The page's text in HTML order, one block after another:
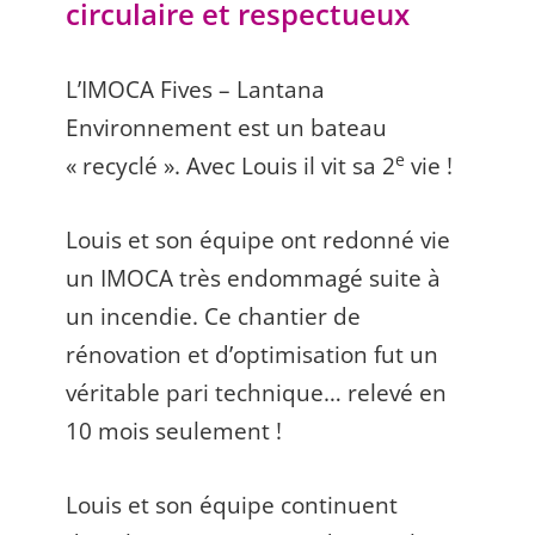
circulaire et respectueux
L’IMOCA Fives – Lantana
Environnement est un bateau
« recyclé ». Avec Louis il vit sa 2e vie !
Louis et son équipe ont redonné vie
un IMOCA très endommagé suite à
un incendie. Ce chantier de
rénovation et d’optimisation fut un
véritable pari technique… relevé en
10 mois seulement !
Louis et son équipe continuent